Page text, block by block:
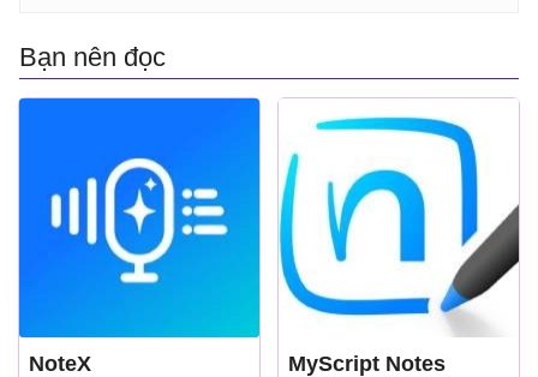
Bạn nên đọc
NoteX MyScript Notes